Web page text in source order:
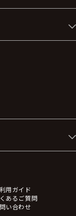
用ガイド
あるご質問
い合わせ